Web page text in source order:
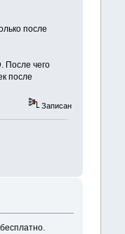
после
После чего
после
Записан